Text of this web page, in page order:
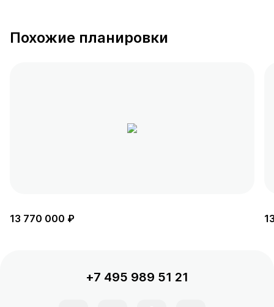
Похожие планировки
13 770 000 ₽
+7 495 989 51 21